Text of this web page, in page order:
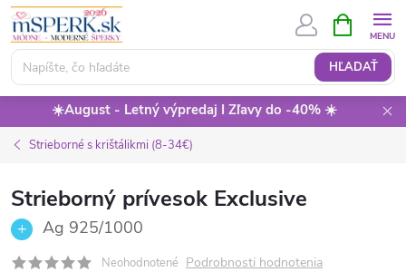
Prejsť
obsah
HĽADAŤ
KOŠÍK
☀️August - Letný výpredaj I Zľavy do -40% ☀️
Strieborné s krištálikmi (8-34€)
Strieborný prívesok Exclusive
Ag 925/1000
Neohodnotené Podrobnosti hodnotenia